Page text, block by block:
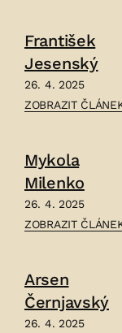
–František
Jesenský
26. 4. 2025
ČLÁNEK:
–
ZOBRAZIT
Mykola
Milenko
26. 4. 2025
ČLÁNEK:
–
ZOBRAZIT
Arsen
Černjavský
26. 4. 2025